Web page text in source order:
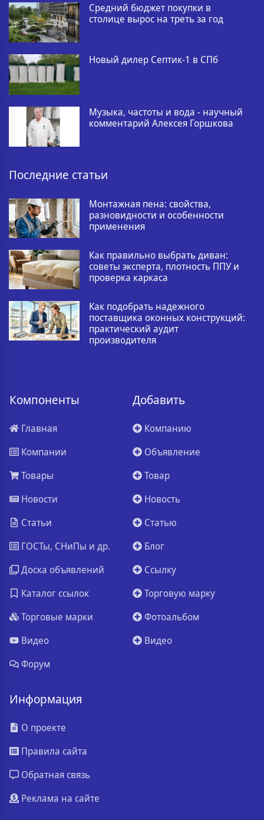
Средний бюджет покупки в
столице вырос на треть за год
Новый дилер Септик-1 в СПб
Музыка, частоты и вода - научный
комментарий Алексея Горшкова
Последние статьи
Монтажная пена: свойства,
разновидности и особенности
применения
Как правильно выбрать диван:
советы эксперта, плотность ППУ и
проверка каркаса
Как подобрать надежного
поставщика оконных конструкций:
практический аудит
производителя
Компоненты
Главная
Компании
Товары
Новости
Статьи
ГОСТы, СНиПы и др.
Доска объявлений
Каталог ссылок
Торговые марки
Видео
Форум
Добавить
Компанию
Объявление
Товар
Новость
Статью
Блог
Ссылку
Торговую марку
Фотоальбом
Видео
Информация
О проекте
Правила сайта
Обратная связь
Реклама на сайте